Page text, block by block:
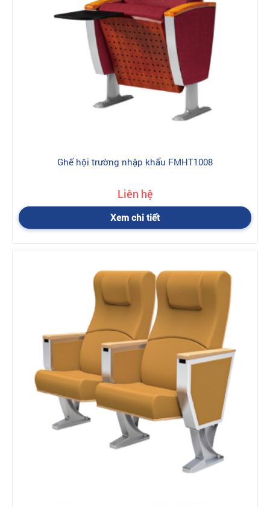
Tính thẩm mỹ cao
Đem lại vẻ đẹp sang trọng : Với thiết kế tinh xảo và chất liệu cao
cấp, ghế hội trường nhập khẩu giúp nâng cao giá trị thẩm mỹ
của không gian hội trường.
Màu sắc đa dạng : Các mẫu ghế nhập khẩu thường có nhiều tùy
chọn về màu sắc và kiểu dáng, dễ dàng phối hợp với các nội
chế độ bảo hành và dịch vụ hỗ trợ khách hàng chuyên nghiệp.
Lưu ý khi mua ghế hội trường nhập khẩu
Xác minh nguồn gốc : Đảm bảo mua sản phẩm từ các nhà cung
kiểm tra tình trạng sản phẩm khi nhận hàng.
Ghế hội trường nhập khẩu FMHT1008
Liên hệ
Xem chi tiết